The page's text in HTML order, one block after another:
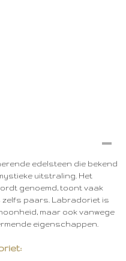
edelsteen die bekend
uitstraling. Het
genoemd, toont vaak
zelfs paars. Labradoriet is
maar ook vanwege
eigenschappen.